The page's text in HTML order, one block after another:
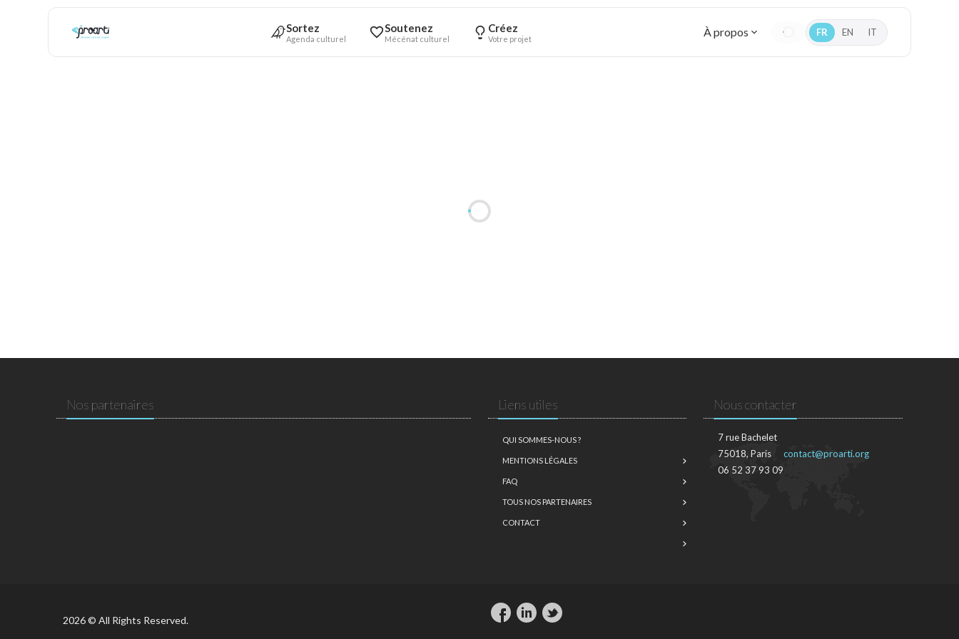
Sortez
Agenda culturel
Soutenez
Mécénat culturel
Créez
Votre projet À propos FR EN IT
Nos partenaires Liens utiles
QUI SOMMES-NOUS ?
MENTIONS LÉGALES
FAQ
TOUS NOS PARTENAIRES
CONTACT
Nous contacter
7 rue Bachelet
75018, Paris
06 52 37 93 09
contact@proarti.org
2026 © All Rights Reserved.